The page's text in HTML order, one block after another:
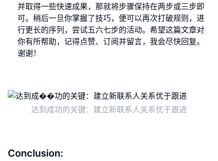
并取得一些快速成果，那就将步骤保持在两步或三步即
可。稍后一旦你掌握了技巧，便可以再次打破规则，进
行更长的序列，尝试五六七步的活动。希望这篇文章对
你有所帮助，记得点赞、订阅并留言，我会尽快回复。
谢谢！
达到成功的关键：建立新联系人关系优于跟进
Conclusion: